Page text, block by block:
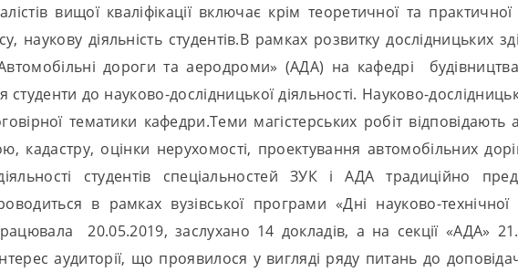
вищої кваліфікації включає крім теоретичної та
наукову діяльність студентів.В рамках розвитку дослідницьких
дороги та аеродроми» (АДА) на кафедрі
студенти до науково-дослідницької діяльності. Науково-
тематики кафедри.Теми магістерських робіт
кадастру, оцінки нерухомості, проектування автомобільних
студентів спеціальностей ЗУК і АДА традиційно
в рамках вузівської програми «Дні науково-технічної
20.05.2019, заслухано 14 докладів, а на секції «АДА»
аудиторії, що проявилося у вигляді ряду питань до